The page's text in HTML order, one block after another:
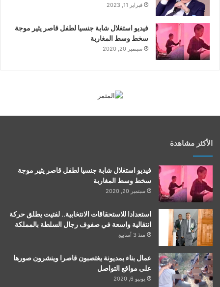
فبراير 11, 2023
فيديو استغلال شابة جنسيا لطفل قاصر يثير موجة
سخط وسط المغاربة
سبتمبر 20, 2020
الأكثر مشاهدة
فيديو استغلال شابة جنسيا لطفل قاصر يثير موجة
سخط وسط المغاربة
سبتمبر 20, 2020
استعدادا للاستحقاقات الانتخابية.. لفتيت يطلق حركة
انتقالية واسعة في صفوف رجال السلطة بالمملكة
منذ 3 أسابيع
عمال بناء بمديونة يغتصبون قاصرا وينشرون صورها
على مواقع التواصل
يونيو 6, 2020